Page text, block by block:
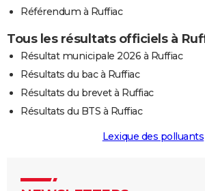
Référendum à Ruffiac
Tous les résultats officiels à
Résultat municipale 2026 à Ruffiac
Résultats du bac à Ruffiac
Résultats du brevet à Ruffiac
Résultats du BTS à Ruffiac
Lexique des polluants